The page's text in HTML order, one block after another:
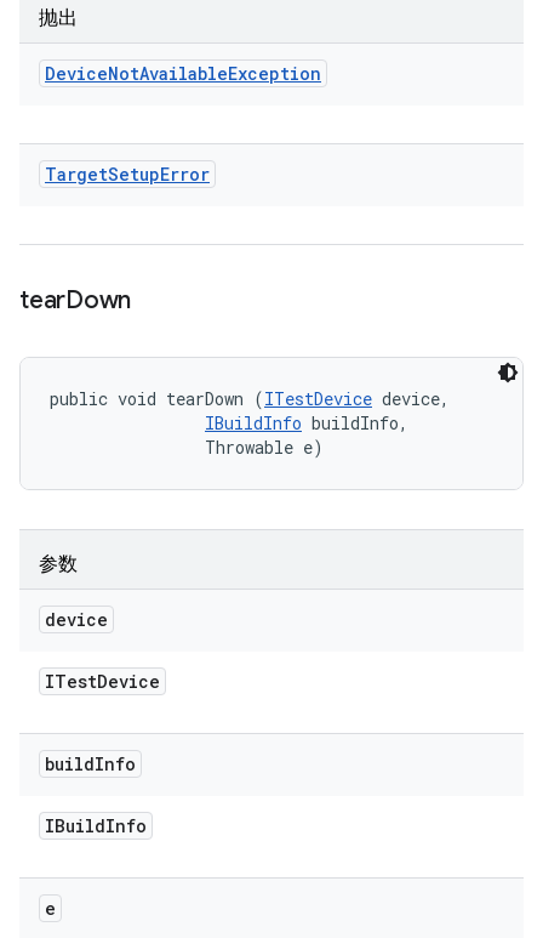
抛出
DeviceNotAvailableException
TargetSetupError
tearDown
public void tearDown (ITestDevice device,
IBuildInfo buildInfo,
                Throwable e)
参数
device
ITestDevice
buildInfo
IBuildInfo
e